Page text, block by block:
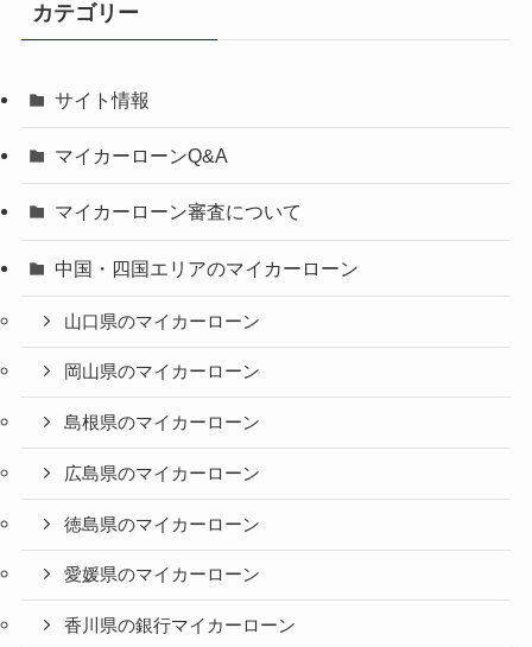
カテゴリー
サイト情報
マイカーローンQ&A
マイカーローン審査について
中国・四国エリアのマイカーローン
山口県のマイカーローン
岡山県のマイカーローン
島根県のマイカーローン
広島県のマイカーローン
徳島県のマイカーローン
愛媛県のマイカーローン
香川県の銀行マイカーローン